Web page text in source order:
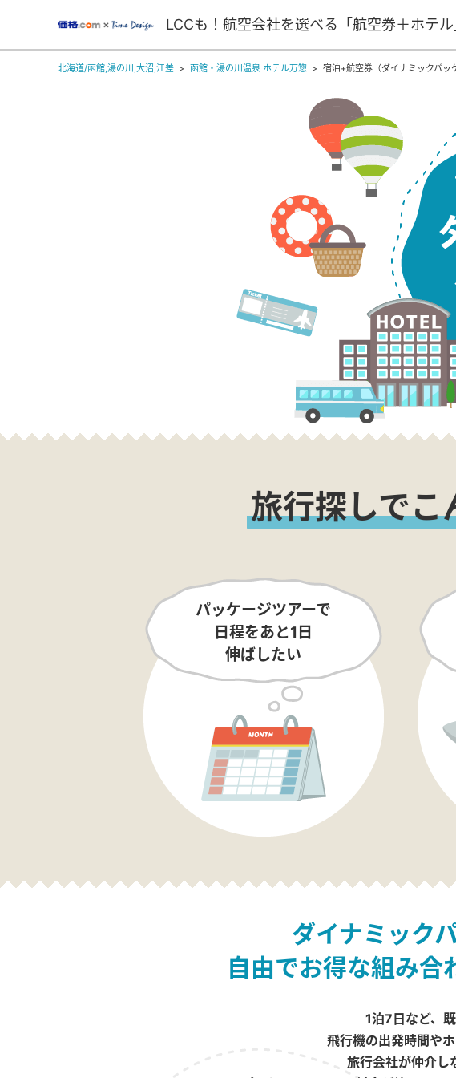
LCCも！航空会社を選べる「航空券＋ホテル
北海道/函館,湯の川,大沼,江差 函館・湯の川温泉 ホテル万惣 宿泊+航空券（ダイナミックパッ
旅行探しでこ
パッケージツアーで
日程をあと1日
伸ばしたい
ダイナミック
自由でお得な組み合
1泊7日など、
飛行機の出発時間や
旅行会社が仲介し